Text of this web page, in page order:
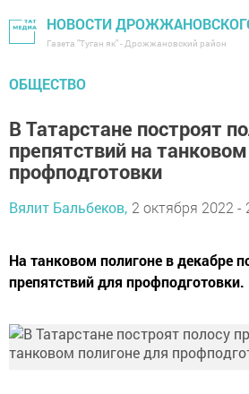
НОВОСТИ
Газета "Туган як" - Дрожжановский район
ОБЩЕСТВО
В Татарстане построят
препятствий на
профподготовки
Вялит Бальбеков, 2 октября 2022 -
На танковом полигоне в декабре
препятствий для профподготовки.